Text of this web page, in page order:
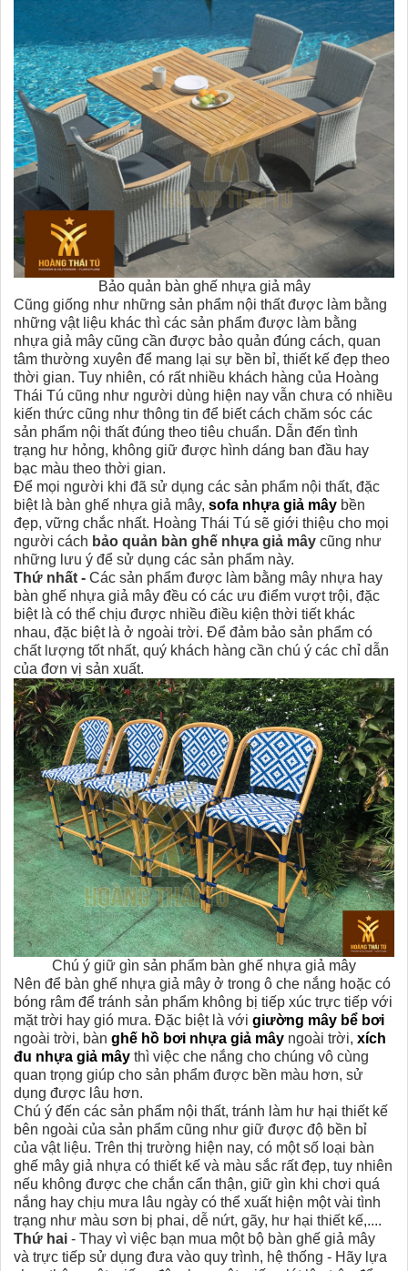
Bảo quản bàn ghế nhựa giả mây
Cũng giống như những sản phẩm nội thất được làm bằng
những vật liệu khác thì các sản phẩm được làm bằng
nhựa giả mây cũng cần được bảo quản đúng cách, quan
tâm thường xuyên để mang lại sự bền bỉ, thiết kế đẹp theo
thời gian. Tuy nhiên, có rất nhiều khách hàng của Hoàng
Thái Tú cũng như người dùng hiện nay vẫn chưa có nhiều
kiến thức cũng như thông tin để biết cách chăm sóc các
sản phẩm nội thất đúng theo tiêu chuẩn. Dẫn đến tình
trạng hư hỏng, không giữ được hình dáng ban đầu hay
bạc màu theo thời gian.
Để mọi người khi đã sử dụng các sản phẩm nội thất, đặc
biệt là bàn ghế nhựa giả mây,sofa nhựa giả mây bền
đẹp, vững chắc nhất. Hoàng Thái Tú sẽ giới thiệu cho mọi
người cách bảo quản bàn ghế nhựa giả mây cũng như
những lưu ý để sử dụng các sản phẩm này.
Thứ nhất - Các sản phẩm được làm bằng mây nhựa hay
bàn ghế nhựa giả mây đều có các ưu điểm vượt trội, đặc
biệt là có thể chịu được nhiều điều kiện thời tiết khác
nhau, đặc biệt là ở ngoài trời. Để đảm bảo sản phẩm có
chất lượng tốt nhất, quý khách hàng cần chú ý các chỉ dẫn
của đơn vị sản xuất.
Chú ý giữ gìn sản phẩm bàn ghế nhựa giả mây
Nên để bàn ghế nhựa giả mây ở trong ô che nắng hoặc có
bóng râm để tránh sản phẩm không bị tiếp xúc trực tiếp với
mặt trời hay gió mưa. Đặc biệt là vớigiường mây bể bơi
ngoài trời, bànghế hồ bơi nhựa giả mây ngoài trời,xích
đu nhựa giả mây thì việc che nắng cho chúng vô cùng
quan trọng giúp cho sản phẩm được bền màu hơn, sử
dụng được lâu hơn.
Chú ý đến các sản phẩm nội thất, tránh làm hư hại thiết kế
bên ngoài của sản phẩm cũng như giữ được độ bền bỉ
của vật liệu. Trên thị trường hiện nay, có một số loại bàn
ghế mây giả nhựa có thiết kế và màu sắc rất đẹp, tuy nhiên
nếu không được che chắn cẩn thận, giữ gìn khi chơi quá
nắng hay chịu mưa lâu ngày có thể xuất hiện một vài tình
trạng như màu sơn bị phai, dễ nứt, gãy, hư hại thiết kế,....
Thứ hai- Thay vì việc bạn mua một bộ bàn ghế giả mây
và trực tiếp sử dụng đưa vào quy trình, hệ thống - Hãy lựa